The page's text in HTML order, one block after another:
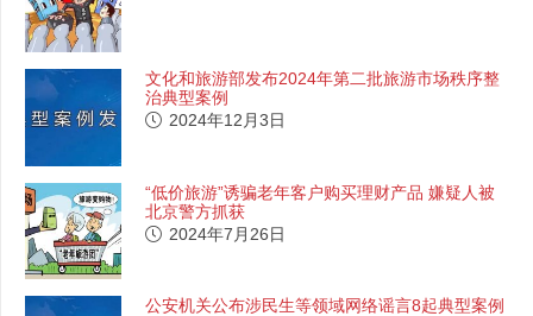
文化和旅游部发布2024年第二批旅游市场秩序整
治典型案例
2024年12月3日
“低价旅游”诱骗老年客户购买理财产品 嫌疑人被
北京警方抓获
2024年7月26日
公安机关公布涉民生等领域网络谣言8起典型案例